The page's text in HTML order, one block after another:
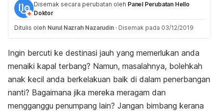
Disemak secara perubatan oleh Panel Perubatan Hello
Doktor
Ditulis oleh Nurul Nazrah Nazarudin · Disemak pada 03/12/2019
Ingin bercuti ke destinasi jauh yang memerlukan anda
menaiki kapal terbang? Namun, masalahnya, bolehkah
anak kecil anda berkelakuan baik di dalam penerbangan
nanti? Bagaimana jika mereka meragam dan
mengganggu penumpang lain? Jangan bimbang kerana